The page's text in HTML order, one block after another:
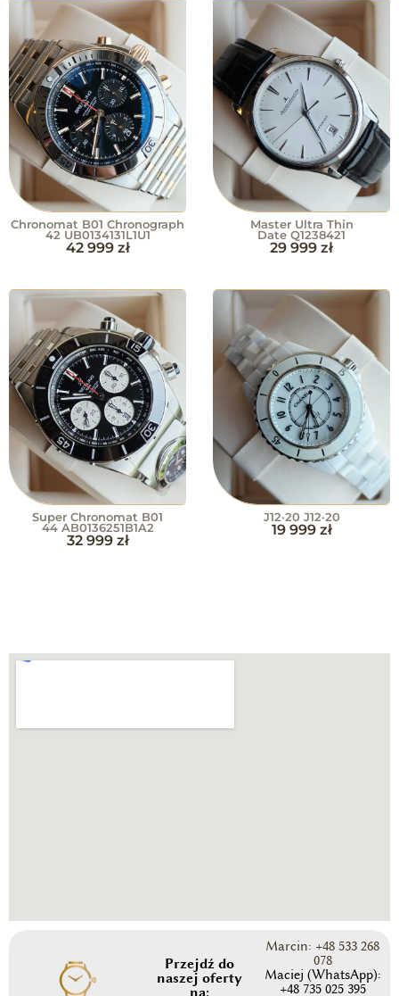
Chronomat B01 Chronograph
42 UB0134131L1U1
42 999 zł
Master Ultra Thin
Date Q1238421
29 999 zł
Super Chronomat B01
44 AB0136251B1A2
32 999 zł
J12·20 J12·20
19 999 zł
Przejdź do
naszej oferty
na:
Marcin: +48 533 268
078
Maciej (WhatsApp):
+48 735 025 395